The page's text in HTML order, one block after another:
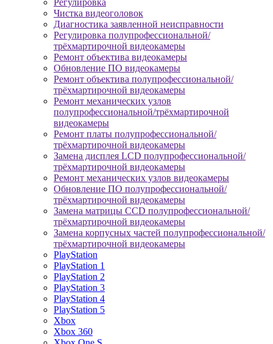
Регулировка
Чистка видеоголовок
Диагностика заявленной неисправности
Регулировка полупрофессиональной/
трёхмартирочной видеокамеры
Ремонт объектива видеокамеры
Обновление ПО видеокамеры
Ремонт объектива полупрофессиональной/
трёхмартирочной видеокамеры
Ремонт механических узлов
полупрофессиональной/трёхмартирочной
видеокамеры
Ремонт платы полупрофессиональной/
трёхмартирочной видеокамеры
Замена дисплея LCD полупрофессиональной/
трёхмартирочной видеокамеры
Ремонт механических узлов видеокамеры
Обновление ПО полупрофессиональной/
трёхмартирочной видеокамеры
Замена матрицы CCD полупрофессиональной/
трёхмартирочной видеокамеры
Замена корпусных частей полупрофессиональной/
трёхмартирочной видеокамеры
PlayStation
PlayStation 1
PlayStation 2
PlayStation 3
PlayStation 4
PlayStation 5
Xbox
Xbox 360